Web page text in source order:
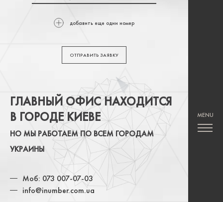
добавить еще один номер
ОТПРАВИТЬ ЗАЯВКУ
ГЛАВНЫЙ ОФИС НАХОДИТСЯ
В ГОРОДЕ КИЕВЕ
НО МЫ РАБОТАЕМ ПО ВСЕМ ГОРОДАМ
УКРАИНЫ
Моб: 073 007-07-03
info@inumber.com.ua